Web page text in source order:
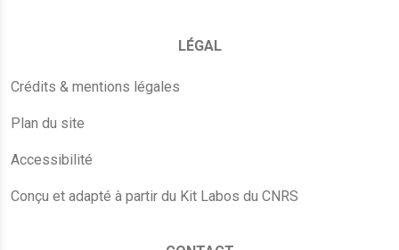
LÉGAL
Crédits & mentions légales
Plan du site
Accessibilité
Conçu et adapté à partir du Kit Labos du CNRS